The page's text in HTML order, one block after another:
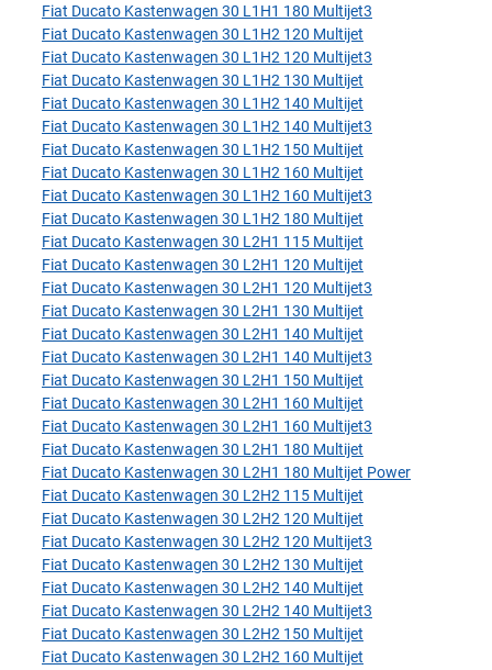
Fiat Ducato Kastenwagen 30 L1H1 180 Multijet3
Fiat Ducato Kastenwagen 30 L1H2 120 Multijet
Fiat Ducato Kastenwagen 30 L1H2 120 Multijet3
Fiat Ducato Kastenwagen 30 L1H2 130 Multijet
Fiat Ducato Kastenwagen 30 L1H2 140 Multijet
Fiat Ducato Kastenwagen 30 L1H2 140 Multijet3
Fiat Ducato Kastenwagen 30 L1H2 150 Multijet
Fiat Ducato Kastenwagen 30 L1H2 160 Multijet
Fiat Ducato Kastenwagen 30 L1H2 160 Multijet3
Fiat Ducato Kastenwagen 30 L1H2 180 Multijet
Fiat Ducato Kastenwagen 30 L2H1 115 Multijet
Fiat Ducato Kastenwagen 30 L2H1 120 Multijet
Fiat Ducato Kastenwagen 30 L2H1 120 Multijet3
Fiat Ducato Kastenwagen 30 L2H1 130 Multijet
Fiat Ducato Kastenwagen 30 L2H1 140 Multijet
Fiat Ducato Kastenwagen 30 L2H1 140 Multijet3
Fiat Ducato Kastenwagen 30 L2H1 150 Multijet
Fiat Ducato Kastenwagen 30 L2H1 160 Multijet
Fiat Ducato Kastenwagen 30 L2H1 160 Multijet3
Fiat Ducato Kastenwagen 30 L2H1 180 Multijet
Fiat Ducato Kastenwagen 30 L2H1 180 Multijet Power
Fiat Ducato Kastenwagen 30 L2H2 115 Multijet
Fiat Ducato Kastenwagen 30 L2H2 120 Multijet
Fiat Ducato Kastenwagen 30 L2H2 120 Multijet3
Fiat Ducato Kastenwagen 30 L2H2 130 Multijet
Fiat Ducato Kastenwagen 30 L2H2 140 Multijet
Fiat Ducato Kastenwagen 30 L2H2 140 Multijet3
Fiat Ducato Kastenwagen 30 L2H2 150 Multijet
Fiat Ducato Kastenwagen 30 L2H2 160 Multijet